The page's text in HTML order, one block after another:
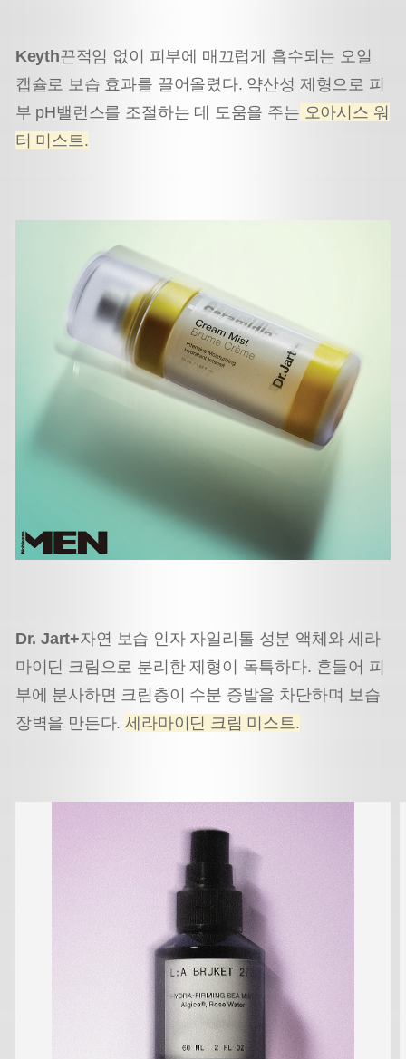
Keyth끈적임 없이 피부에 매끄럽게 흡수되는 오일
캡슐로 보습 효과를 끌어올렸다. 약산성 제형으로 피
부 pH밸런스를 조절하는 데 도움을 주는 오아시스 워
터 미스트.
Dr. Jart+자연 보습 인자 자일리톨 성분 액체와 세라
마이딘 크림으로 분리한 제형이 독특하다. 흔들어 피
부에 분사하면 크림층이 수분 증발을 차단하며 보습
장벽을 만든다.세라마이딘 크림 미스트.